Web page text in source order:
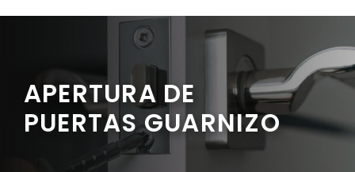
APERTURA DE
PUERTAS GUARNIZO